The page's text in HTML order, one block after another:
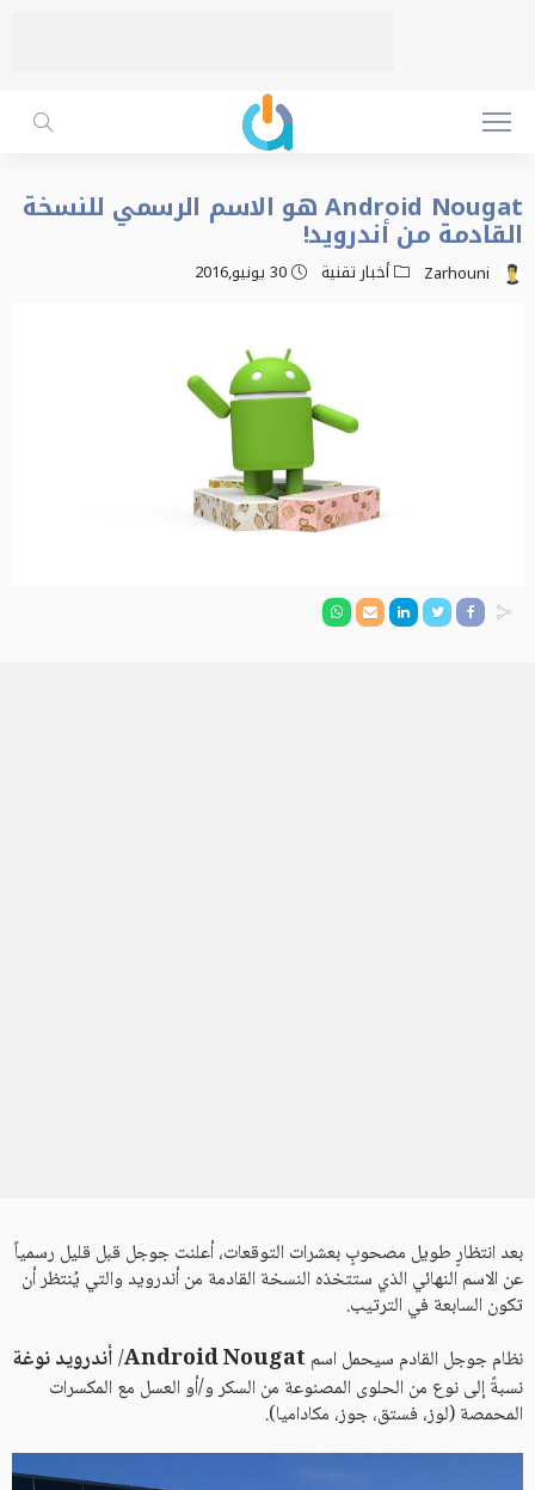
Android Nougat هو الاسم الرسمي للنسخة
القادمة من أندرويد!
Zarhouni أخبار تقنية 30 يونيو,2016
بعد انتظارٍ طويل مصحوبٍ بعشرات التوقعات، أعلنت جوجل قبل قليل رسمياً
عن الاسم النهائي الذي ستتخذه النسخة القادمة من أندرويد والتي يُنتظر أن
تكون السابعة في الترتيب.
نظام جوجل القادم سيحمل اسمAndroid Nougat
/أندرويد نوغة
نسبةً إلى نوع من الحلوى المصنوعة من السكر و/أو العسل مع المكسرات
المحمصة (لوز، فستق، جوز، مكاداميا).